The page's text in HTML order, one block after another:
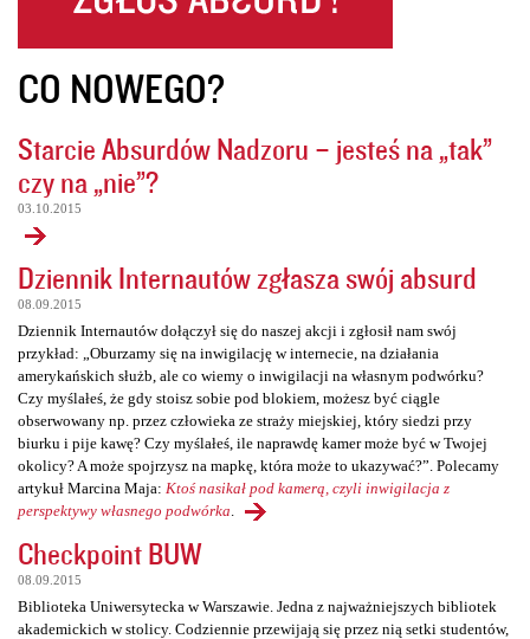
CO NOWEGO?
Starcie Absurdów Nadzoru – jesteś na „tak”
czy na „nie”?
03.10.2015
Dziennik Internautów zgłasza swój absurd
08.09.2015
Dziennik Internautów dołączył się do naszej akcji i zgłosił nam swój
przykład: „Oburzamy się na inwigilację w internecie, na działania
amerykańskich służb, ale co wiemy o inwigilacji na własnym podwórku?
Czy myślałeś, że gdy stoisz sobie pod blokiem, możesz być ciągle
obserwowany np. przez człowieka ze straży miejskiej, który siedzi przy
biurku i pije kawę? Czy myślałeś, ile naprawdę kamer może być w Twojej
okolicy? A może spojrzysz na mapkę, która może to ukazywać?”. Polecamy
artykuł Marcina Maja: Ktoś nasikał pod kamerą, czyli inwigilacja z
perspektywy własnego podwórka
Checkpoint BUW
08.09.2015
Biblioteka Uniwersytecka w Warszawie. Jedna z najważniejszych bibliotek
akademickich w stolicy. Codziennie przewijają się przez nią setki studentów,